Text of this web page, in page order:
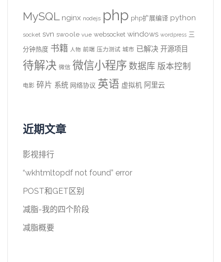
MySQL nginx nodejs php php扩展编译 python
socket svn swoole vue websocket windows wordpress 三
分钟热度 书籍 人物 前端 压力测试 城市 已解决 开源项目
待解决 微信 微信小程序 数据库 版本控制
电影 碎片 系统 网络协议 英语 虚拟机 阿里云
近期文章
影视排行
“wkhtmltopdf not found” error
POST和GET区别
减脂-我的四个阶段
减脂概要